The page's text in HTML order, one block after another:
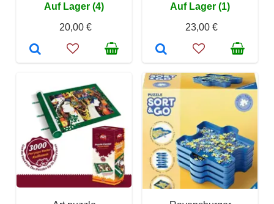
Auf Lager (4)
20,00 €
Auf Lager (1)
23,00 €